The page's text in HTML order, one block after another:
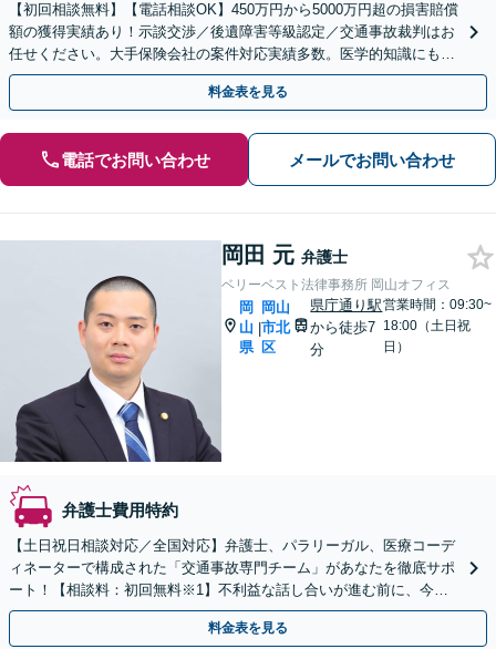
【初回相談無料】【電話相談OK】450万円から5000万円超の損害賠償
額の獲得実績あり！示談交渉／後遺障害等級認定／交通事故裁判はお
任せください。大手保険会社の案件対応実績多数。医学的知識にも詳
しい弁護士です【休日・夜間面談可能】
料金表を見る
電話でお問い合わせ メールでお問い合わせ
岡田 元 弁護士
ベリーベスト法律事務所 岡山オフィス
岡
山
県
|
岡山
市北
区
県庁通り駅
から徒歩7
分
営業時間：09:30~
18:00（土日祝
日）
弁護士費用特約
【土日祝日相談対応／全国対応】弁護士、パラリーガル、医療コーデ
ィネーターで構成された「交通事故専門チーム」があなたを徹底サポ
ート！【相談料：初回無料※1】不利益な話し合いが進む前に、今す
ぐ相談！
料金表を見る